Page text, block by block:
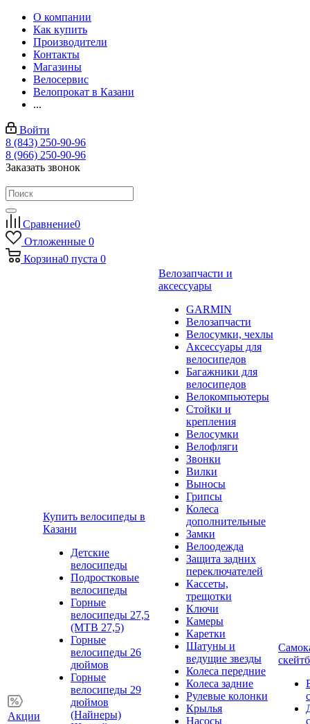
О компании
Как купить
Производители
Контакты
Магазины
Велосервис
Велопрокат в Казани
...
Войти
8 (843) 250-90-96
8 (966) 250-90-96
Заказать звонок
Сравнение0
Отложенные 0
Корзина0 пуста 0
Акции
Купить велосипеды в
Казани
Детские
велосипеды
Подростковые
велосипеды
Горные
велосипеды 27,5
(MTB 27,5)
Горные
велосипеды 26
дюймов
Горные
велосипеды 29
дюймов
(Найнеры)
Велозапчасти и
аксессуары
GARMIN
Велозапчасти
Велосумки, чехлы
Аксессуары для
велосипедов
Багажники для
велосипедов
Велокомпьютеры
Стойки и
крепления
Велосумки
Велофляги
Звонки
Вилки
Выносы
Грипсы
Колеса
дополнительные
Замки
Велоодежда
Защита задних
переключателей
Кассеты,
трещотки
Ключи
Камеры
Каретки
Шатуны и
ведущие звезды
Колеса передние
Колеса задние
Рулевые колонки
Крылья
Насосы